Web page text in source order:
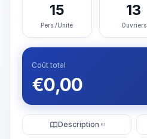
15
Pers./Unité
13
Ouvriers
Coût total
€0,00
Description KI